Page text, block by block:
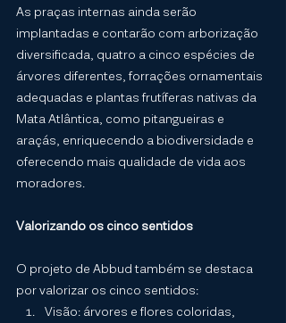
As praças internas ainda serão
implantadas e contarão com arborização
diversificada, quatro a cinco espécies de
árvores diferentes, forrações ornamentais
adequadas e plantas frutíferas nativas da
Mata Atlântica, como pitangueiras e
araçás, enriquecendo a biodiversidade e
oferecendo mais qualidade de vida aos
moradores.
Valorizando os cinco sentidos
O projeto de Abbud também se destaca
por valorizar os cinco sentidos:
Visão: árvores e flores coloridas,